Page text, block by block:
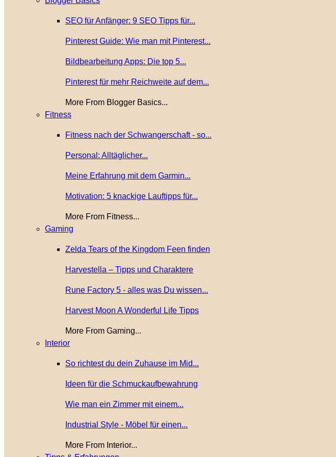
SEO für Anfänger: 9 SEO Tipps für...
Pinterest Guide: Wie man mit Pinterest...
Bildbearbeitung Apps: Die top 5...
Pinterest für mehr Reichweite auf dem...
More From Blogger Basics...
Fitness
Fitness nach der Schwangerschaft - so...
Personal: Alltäglicher...
Meine Erfahrung mit dem Garmin...
Motivation: 5 knackige Lauftipps für...
More From Fitness...
Gaming
Zelda Tears of the Kingdom Feen finden
Harvestella – Tipps und Charaktere
Rune Factory 5 - alles was Du wissen...
Harvest Moon A Wonderful Life Tipps
More From Gaming...
Interior
So richtest du dein Zuhause im Mid...
Ideen für die Schmuckaufbewahrung
Wie man ein Zimmer mit einem...
Industrial Style - Möbel für einen...
More From Interior...